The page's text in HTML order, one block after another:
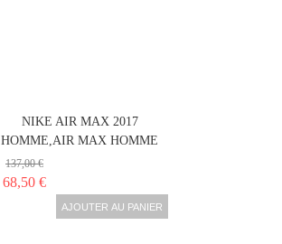
NIKE AIR MAX 2017
HOMME,AIR MAX HOMME
137,00 €
68,50 €
AJOUTER AU PANIER